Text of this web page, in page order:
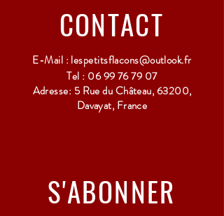
CONTACT
E-Mail :lespetitsflacons@outlook.fr
Tel : 06 99 76 79 07
Adresse: 5 Rue du Château, 63200,
Davayat, France
S'ABONNER